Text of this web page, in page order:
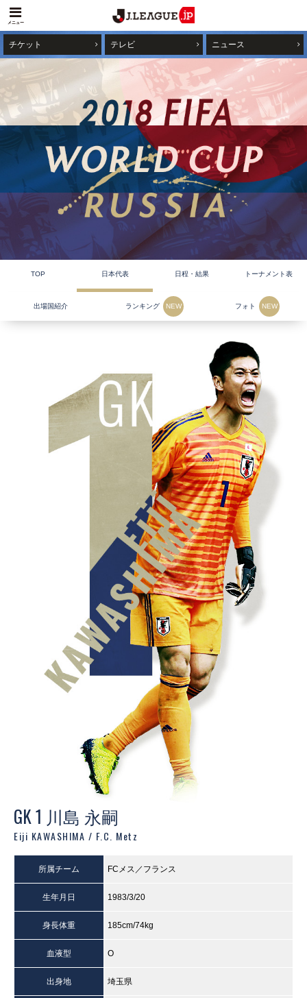
メニュー
チケット テレビ ニュース
TOP 日本代表 日程・結果 トーナメント表
出場国紹介 ランキング NEW フォト NEW
GK 1 川島 永嗣
Eiji KAWASHIMA / F.C. Metz
所属チーム FCメス／フランス
生年月日 1983/3/20
身長体重 185cm/74kg
血液型 O
出身地 埼玉県